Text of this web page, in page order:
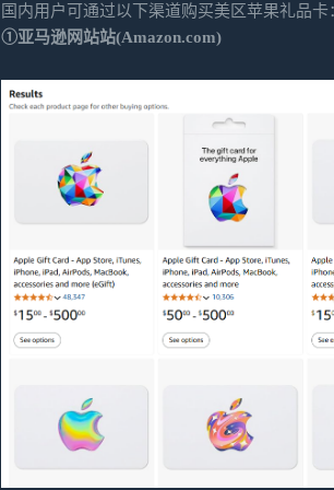
国内用户可通过以下渠道购买美区苹果礼品卡
①亚马逊网站站(Amazon.com)